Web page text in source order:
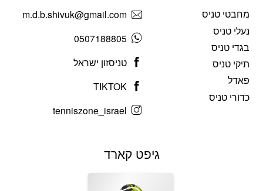
מחבטי טניס
נעלי טניס
בגדי טניס
תיקי טניס
פאדל
כדורי טניס
m.d.b.shivuk@gmail.com
0507188805
טניסזון ישראל
TIKTOK
tenniszone_israel
גיפט קארד